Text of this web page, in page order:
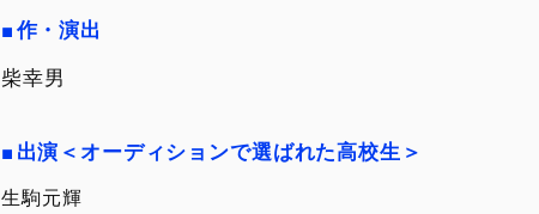
作・演出
柴幸男
出演＜オーディションで選ばれた高校生＞
生駒元輝